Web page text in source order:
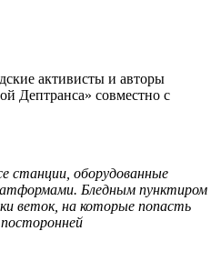
активисты и авторы
Дептранса» совместно с
станции, оборудованные
Бледным пунктиром
веток, на которые попасть